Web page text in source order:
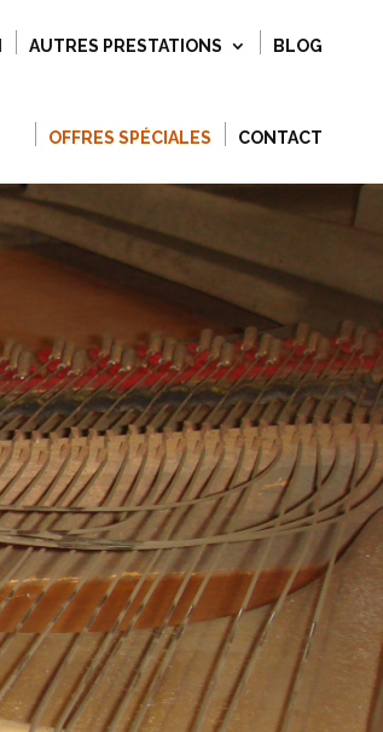
AUTRES PRESTATIONS BLOG
OFFRES SPÉCIALES CONTACT